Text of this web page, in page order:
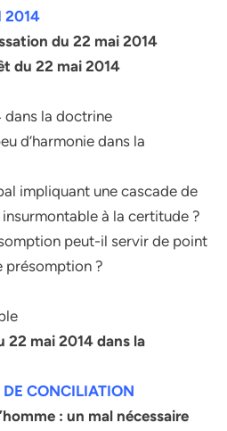
2014
du 22 mai 2014
du 22 mai 2014
dans la doctrine
d’harmonie dans la
impliquant une cascade de
à la certitude ?
peut-il servir de point
présomption ?
22 mai 2014 dans la
CONCILIATION
: un mal nécessaire